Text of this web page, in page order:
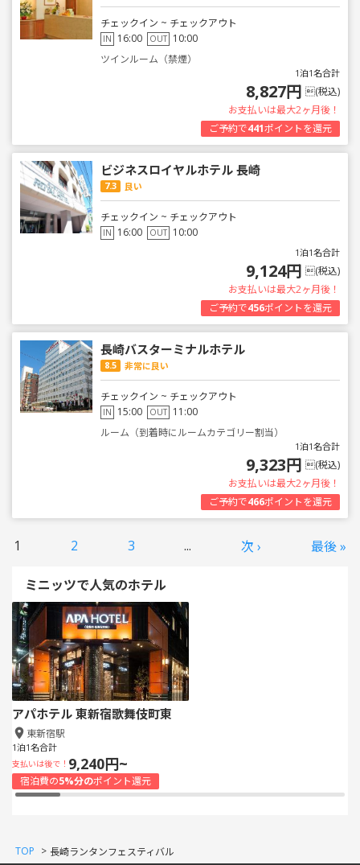
チェックイン ~ チェックアウト
IN 16:00 OUT 10:00
ツインルーム（禁煙）
1泊1名合計
8,827円 (税込)
お支払いは最大2ヶ月後！
ご予約で441ポイントを還元
ビジネスロイヤルホテル 長崎
7.3 良い
チェックイン ~ チェックアウト
IN 16:00 OUT 10:00
1泊1名合計
9,124円 (税込)
お支払いは最大2ヶ月後！
ご予約で456ポイントを還元
長崎バスターミナルホテル
8.5 非常に良い
チェックイン ~ チェックアウト
IN 15:00 OUT 11:00
ルーム（到着時にルームカテゴリー割当）
1泊1名合計
9,323円 (税込)
お支払いは最大2ヶ月後！
ご予約で466ポイントを還元
1 2 3 ... 次 › 最後 »
ミニッツで人気のホテル
アパホテル 東新宿歌舞伎町東
東新宿駅
1泊1名合計
支払いは後で！ 9,240円~
宿泊費の5%分のポイント還元
TOP > 長崎ランタンフェスティバル